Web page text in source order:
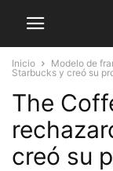
Inicio Modelo de
Starbucks y creó su
The
creó su